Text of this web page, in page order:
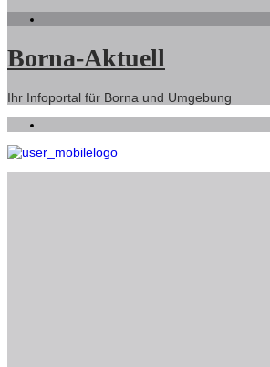
Borna-Aktuell
Ihr Infoportal für Borna und Umgebung